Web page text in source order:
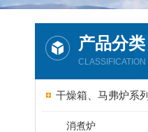
产品分类
CLASSIFICATION
干燥箱、马弗炉系列
消煮炉